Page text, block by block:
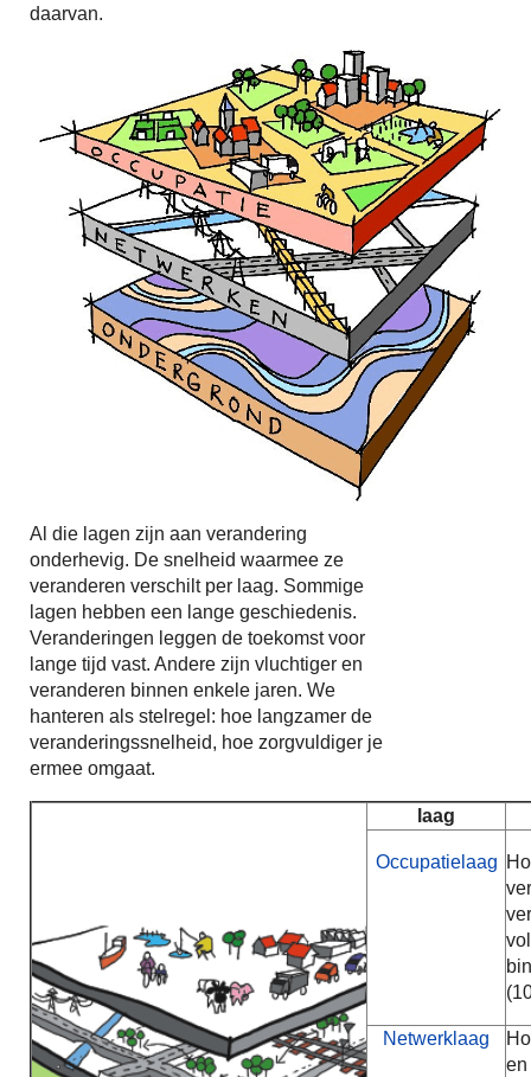
daarvan.
Al die lagen zijn aan verandering
onderhevig. De snelheid waarmee ze
veranderen verschilt per laag. Sommige
lagen hebben een lange geschiedenis.
Veranderingen leggen de toekomst voor
lange tijd vast. Andere zijn vluchtiger en
veranderen binnen enkele jaren. We
hanteren als stelregel: hoe langzamer de
veranderingssnelheid, hoe zorgvuldiger je
ermee omgaat.
laag
Occupatielaag
Netwerklaag
en